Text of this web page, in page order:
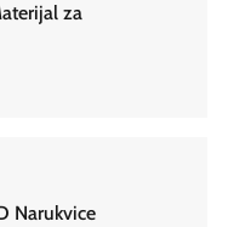
za
Narukvice